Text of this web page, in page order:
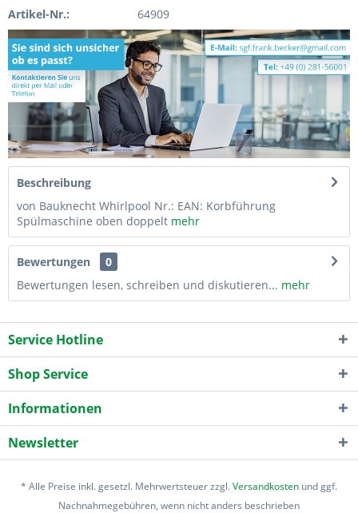
Artikel-Nr.: 64909
Beschreibung
von Bauknecht Whirlpool Nr.: EAN: Korbführung
Spülmaschine oben doppelt mehr
Bewertungen
0
Bewertungen lesen, schreiben und diskutieren... mehr
Service Hotline
Shop Service
Informationen
Newsletter
* Alle Preise inkl. gesetzl. Mehrwertsteuer zzgl.Versandkosten und ggf.
Nachnahmegebühren, wenn nicht anders beschrieben